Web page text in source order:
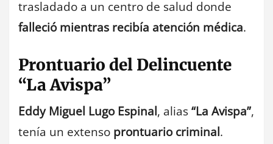
trasladado a un centro de salud donde
falleció mientras recibía atención médica.
Prontuario del Delincuente
“La Avispa”
Eddy Miguel Lugo Espinal, alias“La Avispa”,
tenía un extenso prontuario criminal.